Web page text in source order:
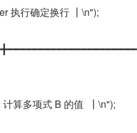
执行确定换行 ┃\n");
计算多项式 B 的值  ┃\n");